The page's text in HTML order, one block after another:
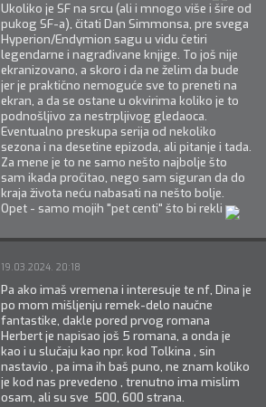
Ukoliko je SF na srcu (ali i mnogo više i šire od
pukog SF-a), čitati Dan Simmonsa, pre svega
Hyperion/Endymion sagu u vidu četiri
legendarne i nagrađivane knjige. To još nije
ekranizovano, a skoro i da ne želim da bude
jer je praktično nemoguće sve to preneti na
ekran, a da se ostane u okvirima koliko je to
podnošljivo za nestrpljivog gledaoca.
Eventualno preskupa serija od nekoliko
sezona i na desetine epizoda, ali pitanje i tada.
Za mene je to ne samo nešto najbolje što
sam ikada pročitao, nego sam siguran da do
kraja života neću nabasati na nešto bolje.
Opet - samo mojih "pet centi" što bi rekli
19.03.2024. 20:18
Pa ako imaš vremena i interesuje te nf, Dina je
po mom mišljenju remek-delo naučne
fantastike, dakle pored prvog romana
Herbert je napisao još 5 romana, a onda je
kao i u slučaju kao npr. kod Tolkina , sin
nastavio , pa ima ih baš puno, ne znam koliko
je kod nas prevedeno , trenutno ima mislim
osam, ali su sve 500, 600 strana.